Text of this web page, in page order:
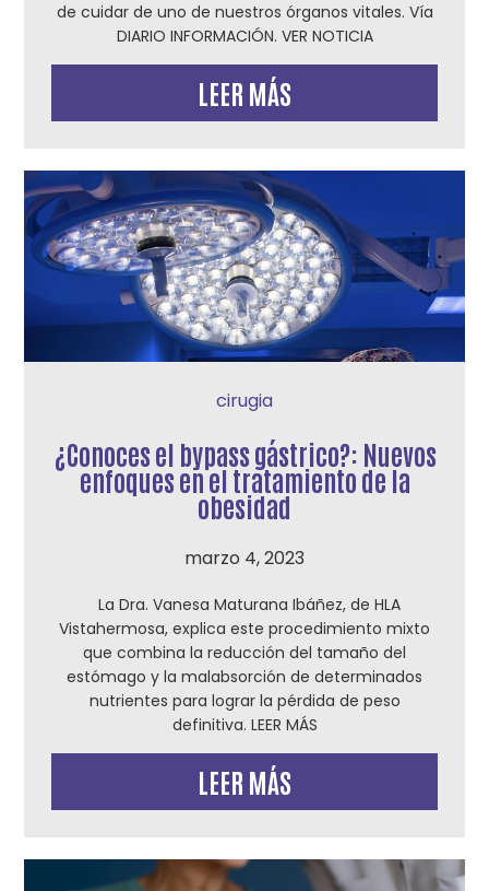
de cuidar de uno de nuestros órganos vitales. Vía
DIARIO INFORMACIÓN. VER NOTICIA
LEER MÁS
cirugia
¿Conoces el bypass gástrico?: Nuevos
enfoques en el tratamiento de la
obesidad
marzo 4, 2023
La Dra. Vanesa Maturana Ibáñez, de HLA
Vistahermosa, explica este procedimiento mixto
que combina la reducción del tamaño del
estómago y la malabsorción de determinados
nutrientes para lograr la pérdida de peso
definitiva. LEER MÁS
LEER MÁS